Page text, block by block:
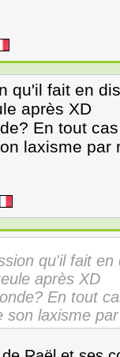
qu'il fait en
après XD
En tout
laxisme par
qu'il fait
après XD
En tout
son laxisme